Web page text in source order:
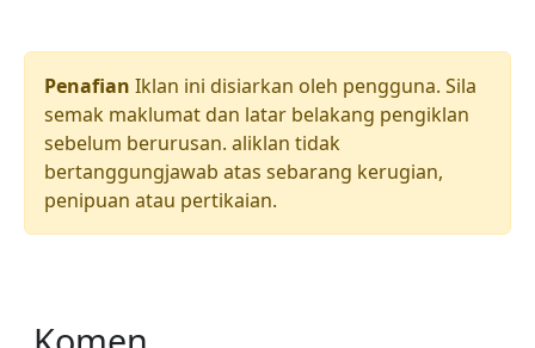
Penafian Iklan ini disiarkan oleh pengguna. Sila
semak maklumat dan latar belakang pengiklan
sebelum berurusan. aliklan tidak
bertanggungjawab atas sebarang kerugian,
penipuan atau pertikaian.